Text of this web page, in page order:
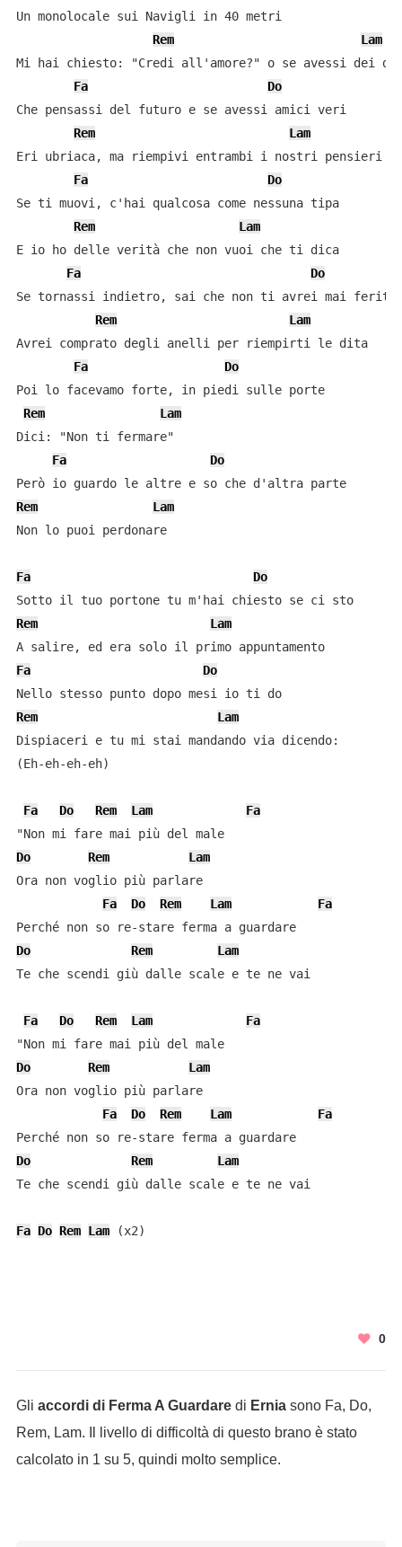
Un monolocale sui Navigli in 40 metri
Rem
Lam
Mi hai chiesto: "Credi all'amore?" o se avessi dei
Fa
Do
Che pensassi del futuro e se avessi amici veri
Rem
Lam
Eri ubriaca, ma riempivi entrambi i nostri pensieri
Fa
Do
Se ti muovi, c'hai qualcosa come nessuna tipa
Rem
Lam
E io ho delle verità che non vuoi che ti dica
Fa
Do
Se tornassi indietro, sai che non ti avrei mai ferita
Rem
Lam
Avrei comprato degli anelli per riempirti le dita
Fa
Do
Poi lo facevamo forte, in piedi sulle porte
Rem
Lam
Dici: "Non ti fermare"
Fa
Do
Però io guardo le altre e so che d'altra parte
Rem
Lam
Non lo puoi perdonare
Fa
Do
Sotto il tuo portone tu m'hai chiesto se ci sto
Rem
Lam
A salire, ed era solo il primo appuntamento
Fa
Do
Nello stesso punto dopo mesi io ti do
Rem
Lam
Dispiaceri e tu mi stai mandando via dicendo:
(Eh-eh-eh-eh)
Fa Do Rem Lam
Fa
"Non mi fare mai più del male
Do
Rem
Lam
Ora non voglio più parlare
Fa
Do Rem Lam
Fa
Perché non so re-stare ferma a guardare
Do
Rem
Lam
Te che scendi giù dalle scale e te ne vai
Fa Do Rem Lam
Fa
"Non mi fare mai più del male
Do
Rem
Lam
Ora non voglio più parlare
Fa
Do Rem Lam
Fa
Perché non so re-stare ferma a guardare
Do
Rem
Lam
Te che scendi giù dalle scale e te ne vai
Fa Do Rem Lam (x2)
0
Gli accordi di Ferma A Guardaredi Erniasono Fa, Do,
Rem, Lam. Il livello di difficoltà di questo brano è stato
calcolato in 1 su 5, quindi molto semplice.